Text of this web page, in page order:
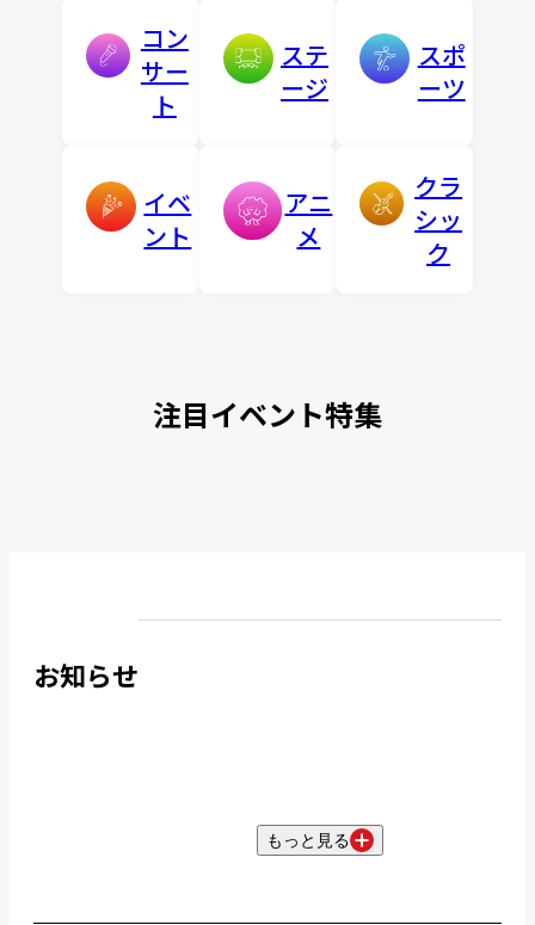
コン
サー
ト
ステ
ージ
スポ
ーツ
イベ
ント
アニ
メ
クラ
シッ
ク
注目イベント特集
お知らせ
もっと見る